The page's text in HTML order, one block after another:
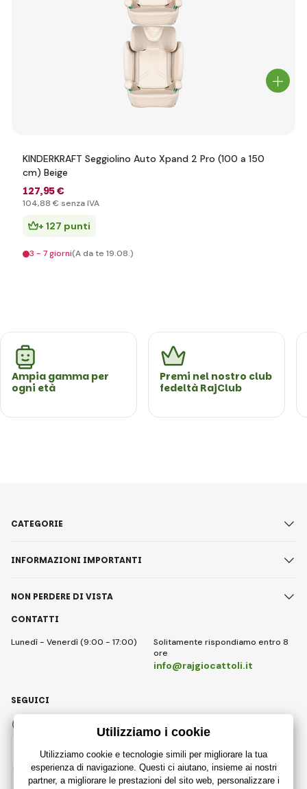
KINDERKRAFT Seggiolino Auto Xpand 2 Pro (100 a 150
cm) Beige
127,95 €
104,88 € senza IVA
+ 127 punti
3 - 7 giorni(A da te 19.08.)
Ampia gamma per
ogni età
Premi nel nostro club
fedeltà RajClub
CONTATTI
Lunedì - Venerdì (9:00 - 17:00)
Solitamente rispondiamo entro 8
ore
info@rajgiocattoli.it
CATEGORIE
INFORMAZIONI IMPORTANTI
NON PERDERE DI VISTA
Italian
SEGUICI
Instagram